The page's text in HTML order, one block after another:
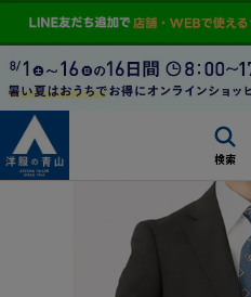
検索